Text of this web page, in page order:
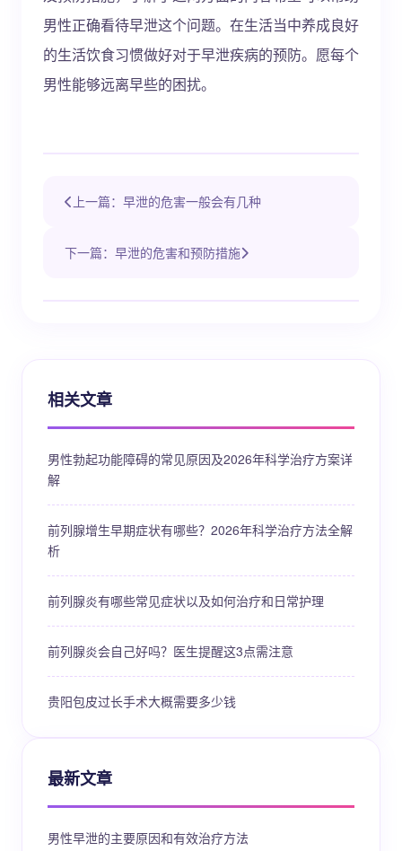
男性正确看待早泄这个问题。在生活当中养成良好
的生活饮食习惯做好对于早泄疾病的预防。愿每个
男性能够远离早些的困扰。
上一篇：早泄的危害一般会有几种
下一篇：早泄的危害和预防措施
相关文章
男性勃起功能障碍的常见原因及2026年科学治疗方案详
解
前列腺增生早期症状有哪些？2026年科学治疗方法全解
析
前列腺炎有哪些常见症状以及如何治疗和日常护理
前列腺炎会自己好吗？医生提醒这3点需注意
贵阳包皮过长手术大概需要多少钱
最新文章
男性早泄的主要原因和有效治疗方法